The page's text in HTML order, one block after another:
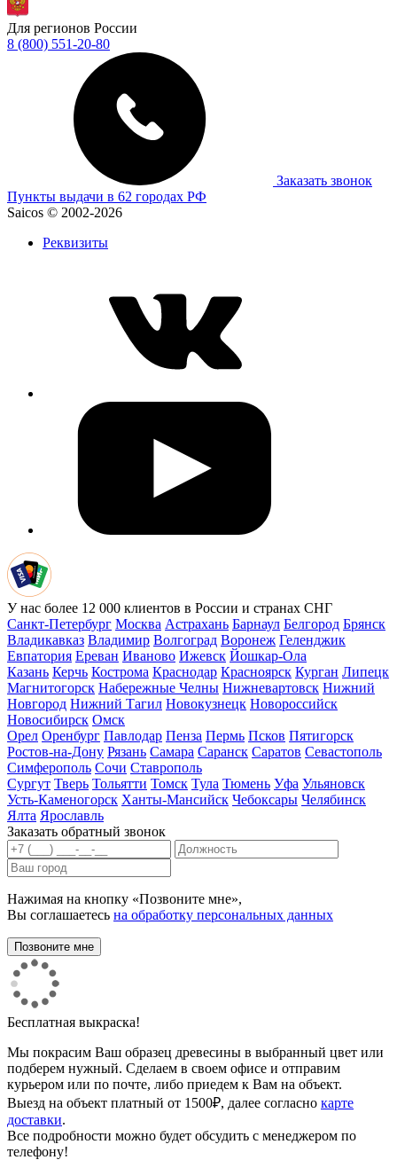
Для регионов России
8 (800) 551-20-80
Заказать звонок
Пункты выдачи в 62 городах РФ
Saicos © 2002-2026
Реквизиты
У нас более 12 000 клиентов в России и странах СНГ
Санкт-Петербург Москва Астрахань Барнаул Белгород Брянск
Владикавказ Владимир Волгоград Воронеж Геленджик
Евпатория Ереван Иваново Ижевск Йошкар-Ола
Казань Керчь Кострома Краснодар Красноярск Курган Липецк
Магнитогорск Набережные Челны Нижневартовск Нижний
Новгород Нижний Тагил Новокузнецк Новороссийск
Новосибирск Омск
Орел Оренбург Павлодар Пенза Пермь Псков Пятигорск
Ростов-на-Дону Рязань Самара Саранск Саратов Севастополь
Симферополь Сочи Ставрополь
Сургут Тверь Тольятти Томск Тула Тюмень Уфа Ульяновск
Усть-Каменогорск Ханты-Мансийск Чебоксары Челябинск
Ялта Ярославль
Заказать обратный звонок
Нажимая на кнопку «Позвоните мне»,
Вы соглашаетесь на обработку персональных данных
Бесплатная выкраска!
Мы покрасим Ваш образец древесины в выбранный цвет или
подберем нужный. Сделаем в своем офисе и отправим
курьером или по почте, либо приедем к Вам на объект.
Выезд на объект платный от 1500₽, далее согласно карте
доставки.
Все подробности можно будет обсудить с менеджером по
телефону!